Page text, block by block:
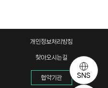
SNS
개인정보처리방침
찾아오시는길
협약기관